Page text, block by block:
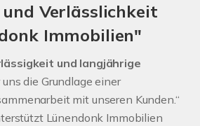
Verlässlichkeit
Immobilien"
und langjährige
die Grundlage einer
mit unseren Kunden.“
Lünendonk Immobilien